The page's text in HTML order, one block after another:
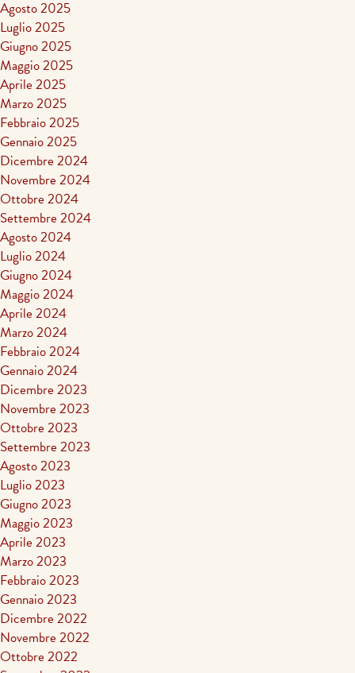
Agosto 2025
Luglio 2025
Giugno 2025
Maggio 2025
Aprile 2025
Marzo 2025
Febbraio 2025
Gennaio 2025
Dicembre 2024
Novembre 2024
Ottobre 2024
Settembre 2024
Agosto 2024
Luglio 2024
Giugno 2024
Maggio 2024
Aprile 2024
Marzo 2024
Febbraio 2024
Gennaio 2024
Dicembre 2023
Novembre 2023
Ottobre 2023
Settembre 2023
Agosto 2023
Luglio 2023
Giugno 2023
Maggio 2023
Aprile 2023
Marzo 2023
Febbraio 2023
Gennaio 2023
Dicembre 2022
Novembre 2022
Ottobre 2022